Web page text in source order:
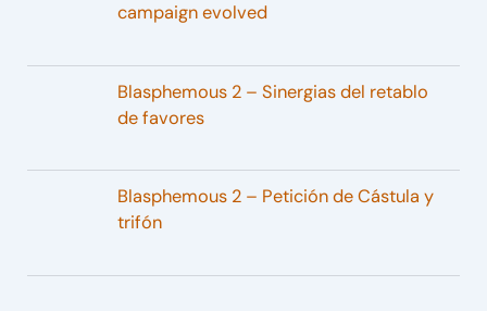
campaign evolved
Blasphemous 2 – Sinergias del retablo
de favores
Blasphemous 2 – Petición de Cástula y
trifón